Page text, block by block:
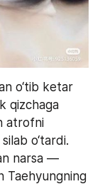
o‘tib ketar
qizchaga
atrofni
o‘tardi.
narsa —
Taehyungning